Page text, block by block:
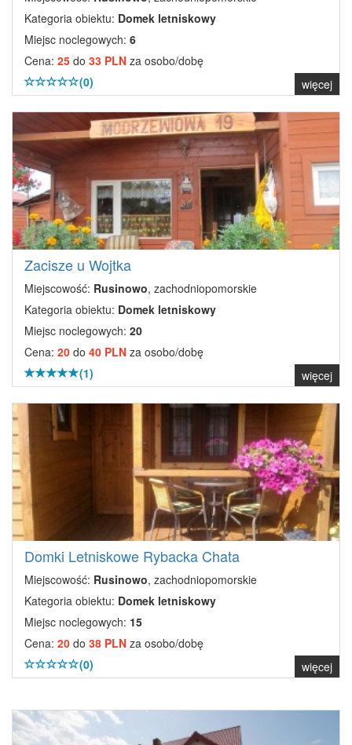
Kategoria obiektu: Domek letniskowy
Miejsc noclegowych: 6
Cena: 25 do 33 PLN za osobo/dobę
(0)
więcej
Zacisze u Wojtka
Miejscowość: Rusinowo, zachodniopomorskie
Kategoria obiektu: Domek letniskowy
Miejsc noclegowych: 20
Cena: 20 do 40 PLN za osobo/dobę
(1)
więcej
Domki Letniskowe Rybacka Chata
Miejscowość: Rusinowo, zachodniopomorskie
Kategoria obiektu: Domek letniskowy
Miejsc noclegowych: 15
Cena: 20 do 38 PLN za osobo/dobę
(0)
więcej